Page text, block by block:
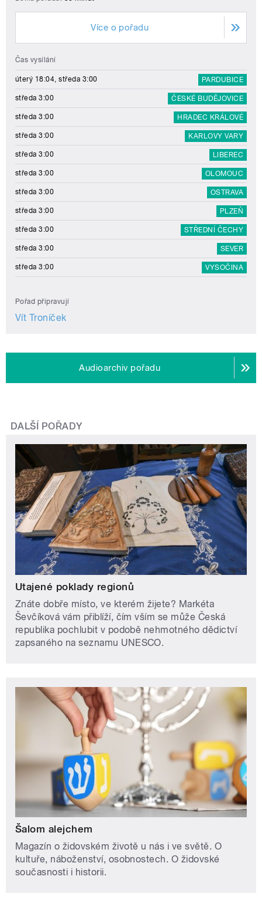
Více o pořadu
Čas vysílání
úterý 18:04, středa 3:00 PARDUBICE
středa 3:00 ČESKÉ BUDĚJOVICE
středa 3:00 HRADEC KRÁLOVÉ
středa 3:00 KARLOVY VARY
středa 3:00 LIBEREC
středa 3:00 OLOMOUC
středa 3:00 OSTRAVA
středa 3:00 PLZEŇ
středa 3:00 STŘEDNÍ ČECHY
středa 3:00 SEVER
středa 3:00 VYSOČINA
Pořad připravují
Vít Troníček
Audioarchiv pořadu
DALŠÍ POŘADY
Utajené poklady regionů
Znáte dobře místo, ve kterém žijete? Markéta
Ševčíková vám přiblíží, čím vším se může Česká
republika pochlubit v podobě nehmotného dědictví
zapsaného na seznamu UNESCO.
Šalom alejchem
Magazín o židovském životě u nás i ve světě. O
kultuře, náboženství, osobnostech. O židovské
současnosti i historii.